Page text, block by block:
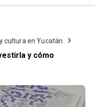
cultura en Yucatán
y cómo